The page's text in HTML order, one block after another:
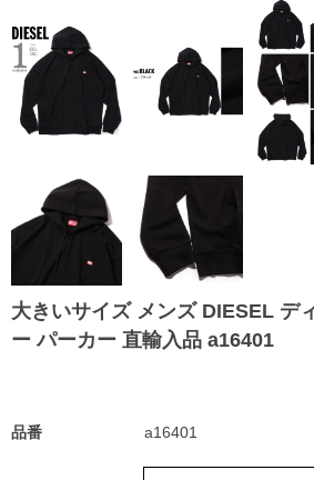
大きいサイズ メンズ DIESEL デ
ー パーカー 直輸入品 a16401
品番 a16401